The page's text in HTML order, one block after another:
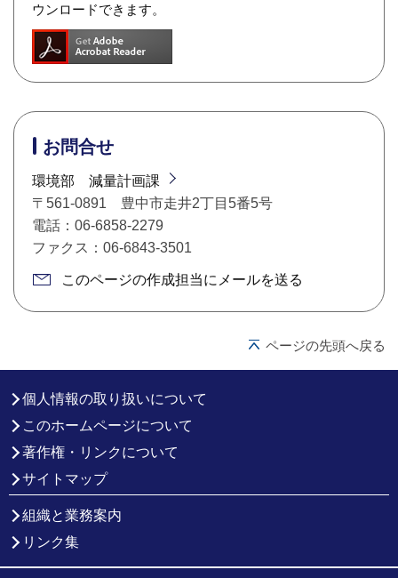
ウンロードできます。
お問合せ
環境部 減量計画課
〒561-0891 豊中市走井2丁目5番5号
電話：06-6858-2279
ファクス：06-6843-3501
このページの作成担当にメールを送る
ページの先頭へ戻る
個人情報の取り扱いについて
このホームページについて
著作権・リンクについて
サイトマップ
組織と業務案内
リンク集